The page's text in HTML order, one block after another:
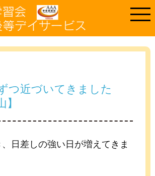
つ近づいてきました
】
日差しの強い日が増えてきま